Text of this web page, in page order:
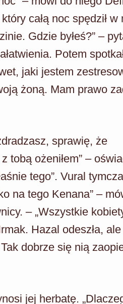
całą noc spędził w
Gdzie byłeś?” –
Potem
jaki jestem
żoną. Mam prawo
sprawię, że
tobą ożeniłem” –
tego”. Vural
na tego Kenana” –
– „Wszystkie
Hazal odeszła,
dobrze się nią
jej herbatę.